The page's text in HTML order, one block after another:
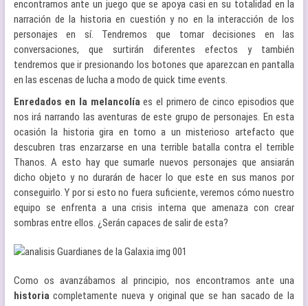
encontramos ante un juego que se apoya casi en su totalidad en la
narración de la historia en cuestión y no en la interacción de los
personajes en sí. Tendremos que tomar decisiones en las
conversaciones, que surtirán diferentes efectos y también
tendremos que ir presionando los botones que aparezcan en pantalla
en las escenas de lucha a modo de quick time events.
Enredados en la melancolíaes el primero de cinco episodios que
nos irá narrando las aventuras de este grupo de personajes. En esta
ocasión la historia gira en torno a un misterioso artefacto que
descubren tras enzarzarse en una terrible batalla contra el terrible
Thanos. A esto hay que sumarle nuevos personajes que ansiarán
dicho objeto y no durarán de hacer lo que este en sus manos por
conseguirlo. Y por si esto no fuera suficiente, veremos cómo nuestro
equipo se enfrenta a una crisis interna que amenaza con crear
sombras entre ellos. ¿Serán capaces de salir de esta?
Como os avanzábamos al principio, nos encontramos ante una
historiacompletamente nueva y original que se han sacado de la